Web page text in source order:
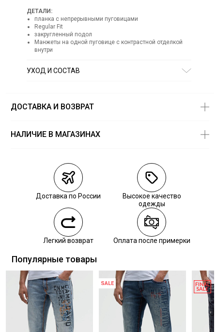
ДЕТАЛИ:
планка с непрерывными пуговицами
Regular Fit
закругленный подол
Манжеты на одной пуговице с контрастной отделкой
внутри
УХОД И СОСТАВ
ХИМИЧЕСКАЯ ЧИСТКА:
СУШКА:барабанная сушка запрещена
ДОСТАВКА И ВОЗВРАТ
Курьерская доставка СДЭК
Самовывоз из пункта выдачи СДЭК
Самовывоз из наших магазинов
Курьерская доставка СДЭК
Самовывоз из пункта выдачи СДЭК
НАЛИЧИЕ В МАГАЗИНАХ
Доставка по России
Высокое качество
одежды
Легкий возврат Оплата после примерки
Популярные товары
SALE